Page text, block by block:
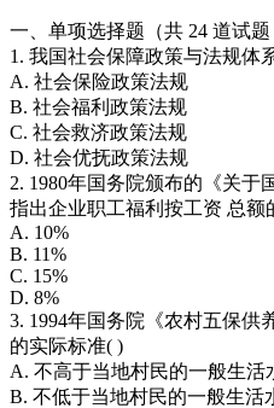
一、单项选择题（共 24 道试题
1. 我国社会保障政策与法规体
A. 社会保险政策法规
B. 社会福利政策法规
C. 社会救济政策法规
D. 社会优抚政策法规
2. 1980年国务院颁布的《关于
指出企业职工福利按工资 总额
A. 10%
B. 11%
C. 15%
D. 8%
3. 1994年国务院《农村五保供
的实际标准( )
A. 不高于当地村民的一般生活
B. 不低于当地村民的一般生活